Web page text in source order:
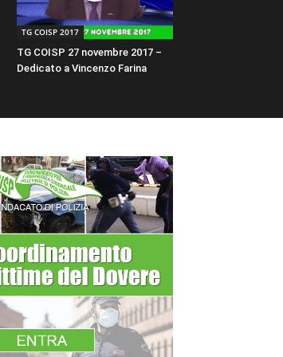
TG COISP 2017
TG COISP 27 novembre 2017 –
Dedicato a Vincenzo Farina